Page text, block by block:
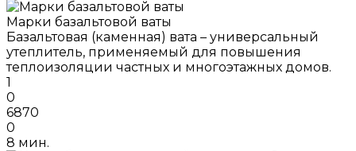
Марки базальтовой ваты
Базальтовая (каменная) вата – универсальный
утеплитель, применяемый для повышения
теплоизоляции частных и многоэтажных домов.
1
0
6870
0
8 мин.